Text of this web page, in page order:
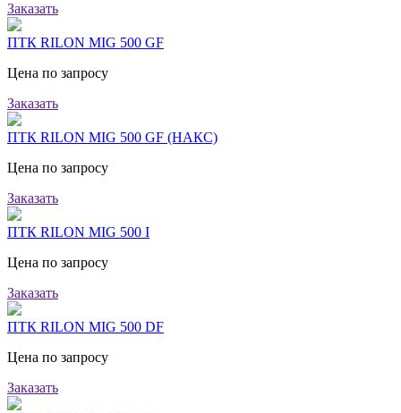
Заказать
ПТК RILON MIG 500 GF
Цена по запросу
Заказать
ПТК RILON MIG 500 GF (НАКС)
Цена по запросу
Заказать
ПТК RILON MIG 500 I
Цена по запросу
Заказать
ПТК RILON MIG 500 DF
Цена по запросу
Заказать